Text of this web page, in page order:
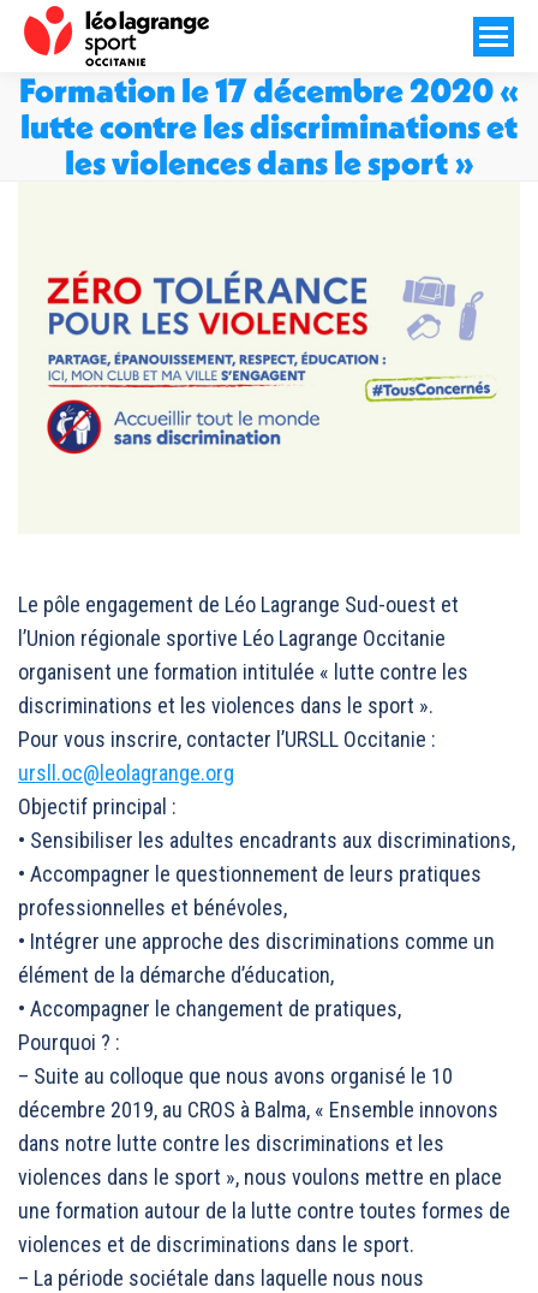
Formation le 17 décembre 2020 «
lutte contre les discriminations et
les violences dans le sport »
Le pôle engagement de Léo Lagrange Sud-ouest et
l’Union régionale sportive Léo Lagrange Occitanie
organisent une formation intitulée « lutte contre les
discriminations et les violences dans le sport ».
Pour vous inscrire, contacter l’URSLL Occitanie :
ursll.oc@leolagrange.org
Objectif principal :
• Sensibiliser les adultes encadrants aux discriminations,
• Accompagner le questionnement de leurs pratiques
professionnelles et bénévoles,
• Intégrer une approche des discriminations comme un
élément de la démarche d’éducation,
• Accompagner le changement de pratiques,
Pourquoi ? :
– Suite au colloque que nous avons organisé le 10
décembre 2019, au CROS à Balma, « Ensemble innovons
dans notre lutte contre les discriminations et les
violences dans le sport », nous voulons mettre en place
une formation autour de la lutte contre toutes formes de
violences et de discriminations dans le sport.
– La période sociétale dans laquelle nous nous